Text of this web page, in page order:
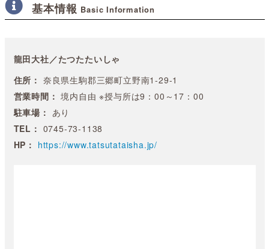
基本情報 Basic Information
龍田大社／たつたたいしゃ
住所： 奈良県生駒郡三郷町立野南1-29-1
営業時間： 境内自由 ※授与所は9：00～17：00
駐車場： あり
TEL： 0745-73-1138
HP： https://www.tatsutataisha.jp/